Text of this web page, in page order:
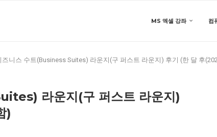
MS 엑셀 강좌 컴
즈니스 수트(Business Suites) 라운지(구 퍼스트 라운지) 후기 (한 달 후
라운지(구 퍼스트 라운지)
)